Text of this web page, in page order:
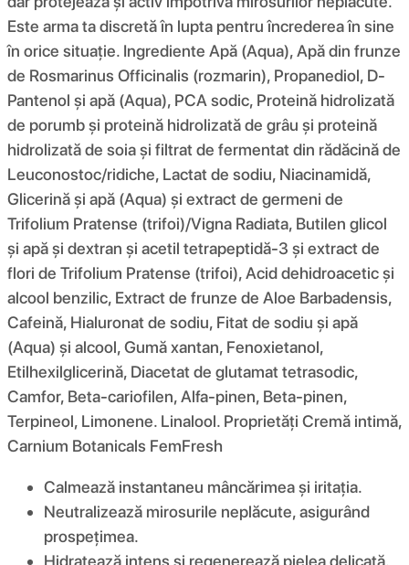
Este arma ta discretă în lupta pentru încrederea în sine
în orice situație. Ingrediente Apă (Aqua), Apă din frunze
de Rosmarinus Officinalis (rozmarin), Propanediol, D-
Pantenol și apă (Aqua), PCA sodic, Proteină hidrolizată
de porumb și proteină hidrolizată de grâu și proteină
hidrolizată de soia și filtrat de fermentat din rădăcină de
Leuconostoc/ridiche, Lactat de sodiu, Niacinamidă,
Glicerină și apă (Aqua) și extract de germeni de
Trifolium Pratense (trifoi)/Vigna Radiata, Butilen glicol
și apă și dextran și acetil tetrapeptidă-3 și extract de
flori de Trifolium Pratense (trifoi), Acid dehidroacetic și
alcool benzilic, Extract de frunze de Aloe Barbadensis,
Cafeină, Hialuronat de sodiu, Fitat de sodiu și apă
(Aqua) și alcool, Gumă xantan, Fenoxietanol,
Etilhexilglicerină, Diacetat de glutamat tetrasodic,
Camfor, Beta-cariofilen, Alfa-pinen, Beta-pinen,
Terpineol, Limonene. Linalool. Proprietăți Cremă intimă,
Carnium Botanicals FemFresh
Calmează instantaneu mâncărimea și iritația.
Neutralizează mirosurile neplăcute, asigurând
prospețimea.
Hidratează intens și regenerează pielea delicată.